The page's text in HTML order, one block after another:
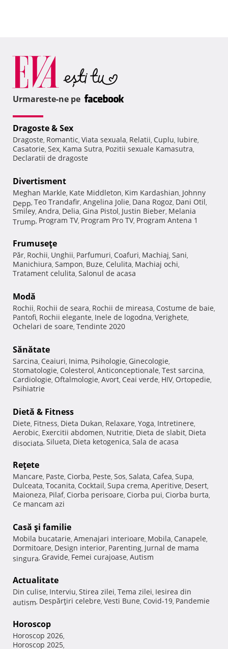
Urmareste-ne pe
Dragoste & Sex
Dragoste, Romantic, Viata sexuala, Relatii, Cuplu, Iubire,
Casatorie, Sex, Kama Sutra, Pozitii sexuale Kamasutra,
Declaratii de dragoste
Divertisment
Meghan Markle, Kate Middleton, Kim Kardashian, Johnny
Depp, Teo Trandafir, Angelina Jolie, Dana Rogoz, Dani Otil,
Smiley, Andra, Delia, Gina Pistol, Justin Bieber, Melania
Trump, Program TV, Program Pro TV, Program Antena 1
Frumuseţe
Păr, Rochii, Unghii, Parfumuri, Coafuri, Machiaj, Sani,
Manichiura, Sampon, Buze, Celulita, Machiaj ochi,
Tratament celulita, Salonul de acasa
Modă
Rochii, Rochii de seara, Rochii de mireasa, Costume de baie,
Pantofi, Rochii elegante, Inele de logodna, Verighete,
Ochelari de soare, Tendinte 2020
Sănătate
Sarcina, Ceaiuri, Inima, Psihologie, Ginecologie,
Stomatologie, Colesterol, Anticonceptionale, Test sarcina,
Cardiologie, Oftalmologie, Avort, Ceai verde, HIV, Ortopedie,
Psihiatrie
Dietă & Fitness
Diete, Fitness, Dieta Dukan, Relaxare, Yoga, Intretinere,
Aerobic, Exercitii abdomen, Nutritie, Dieta de slabit, Dieta
disociata, Silueta, Dieta ketogenica, Sala de acasa
Reţete
Mancare, Paste, Ciorba, Peste, Sos, Salata, Cafea, Supa,
Dulceata, Tocanita, Cocktail, Supa crema, Aperitive, Desert,
Maioneza, Pilaf, Ciorba perisoare, Ciorba pui, Ciorba burta,
Ce mancam azi
Casă şi familie
Mobila bucatarie, Amenajari interioare, Mobila, Canapele,
Dormitoare, Design interior, Parenting, Jurnal de mama
singura, Gravide, Femei curajoase, Autism
Actualitate
Din culise, Interviu, Stirea zilei, Tema zilei, Iesirea din
autism, Despărţiri celebre, Vesti Bune, Covid-19, Pandemie
Horoscop
Horoscop 2026,
Horoscop 2025,